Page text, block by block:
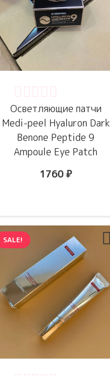
Осветляющие патчи
Medi-peel Hyaluron Dark
Benone Peptide 9
Ampoule Eye Patch
1760 ₽
SALE!